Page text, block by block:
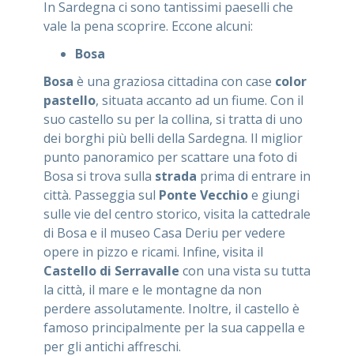
In Sardegna ci sono tantissimi paeselli che
vale la pena scoprire. Eccone alcuni:
Bosa
Bosa è una graziosa cittadina con case color
pastello, situata accanto ad un fiume. Con il
suo castello su per la collina, si tratta di uno
dei borghi più belli della Sardegna. Il miglior
punto panoramico per scattare una foto di
Bosa si trova sulla strada prima di entrare in
città. Passeggia sul Ponte Vecchioe giungi
sulle vie del centro storico, visita la cattedrale
di Bosa e il museo Casa Deriu per vedere
opere in pizzo e ricami. Infine, visita il
Castello di Serravalle con una vista su tutta
la città, il mare e le montagne da non
perdere assolutamente. Inoltre, il castello è
famoso principalmente per la sua cappella e
per gli antichi affreschi.